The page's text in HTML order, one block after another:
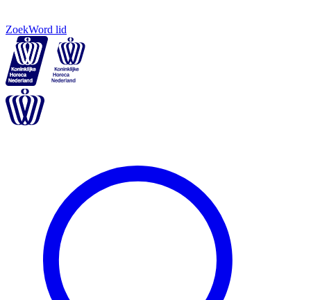
ZoekWord lid